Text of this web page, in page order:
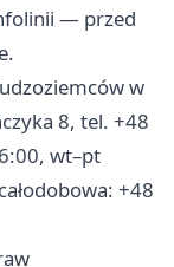
— przed
w
8, tel. +48
wt–pt
+48